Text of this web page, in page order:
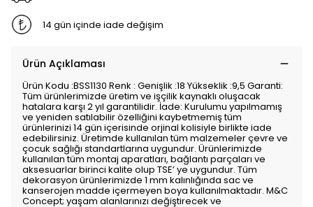
14 gün içinde iade değişim
Ürün Açıklaması
Ürün Kodu :BSS1130 Renk : Genişlik :18 Yükseklik :9,5 Garanti:
Tüm ürünlerimizde üretim ve işçilik kaynaklı oluşacak
hatalara karşı 2 yıl garantilidir. İade: Kurulumu yapılmamış
ve yeniden satılabilir özelliğini kaybetmemiş tüm
ürünlerinizi 14 gün içerisinde orjinal kolisiyle birlikte iade
edebilirsiniz. Üretimde kullanılan tüm malzemeler çevre ve
çocuk sağlığı standartlarına uygundur. Ürünlerimizde
kullanılan tüm montaj aparatları, bağlantı parçaları ve
aksesuarlar birinci kalite olup TSE’ ye uygundur. Tüm
dekorasyon ürünlerimizde 1 mm kalınlığında sac ve
kanserojen madde içermeyen boya kullanılmaktadır. M&C
Concept; yaşam alanlarınızı değiştirecek ve